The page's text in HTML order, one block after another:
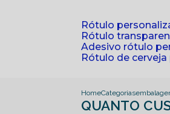
rótulo
rótulo
adesivo rótulo
rótulo de
HomeCategorias
QUANTO